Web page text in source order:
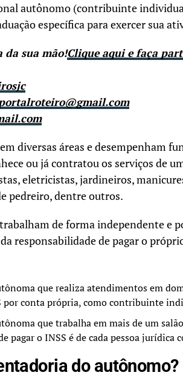
autônomo (contribuinte
específica para exercer sua
da sua mão!Clique aqui e faça
diversas áreas e desempenham
ou já contratou os serviços de
eletricistas, jardineiros,
pedreiro, dentre outros.
de forma independente e
responsabilidade de pagar o
que realiza atendimentos em
por conta própria, como contribuinte
que trabalha em mais de um
pagar o INSS é de cada pessoa jurídica
do autônomo?